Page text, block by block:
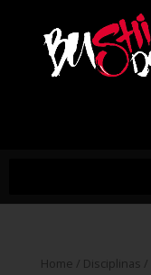
Home / Disciplinas /